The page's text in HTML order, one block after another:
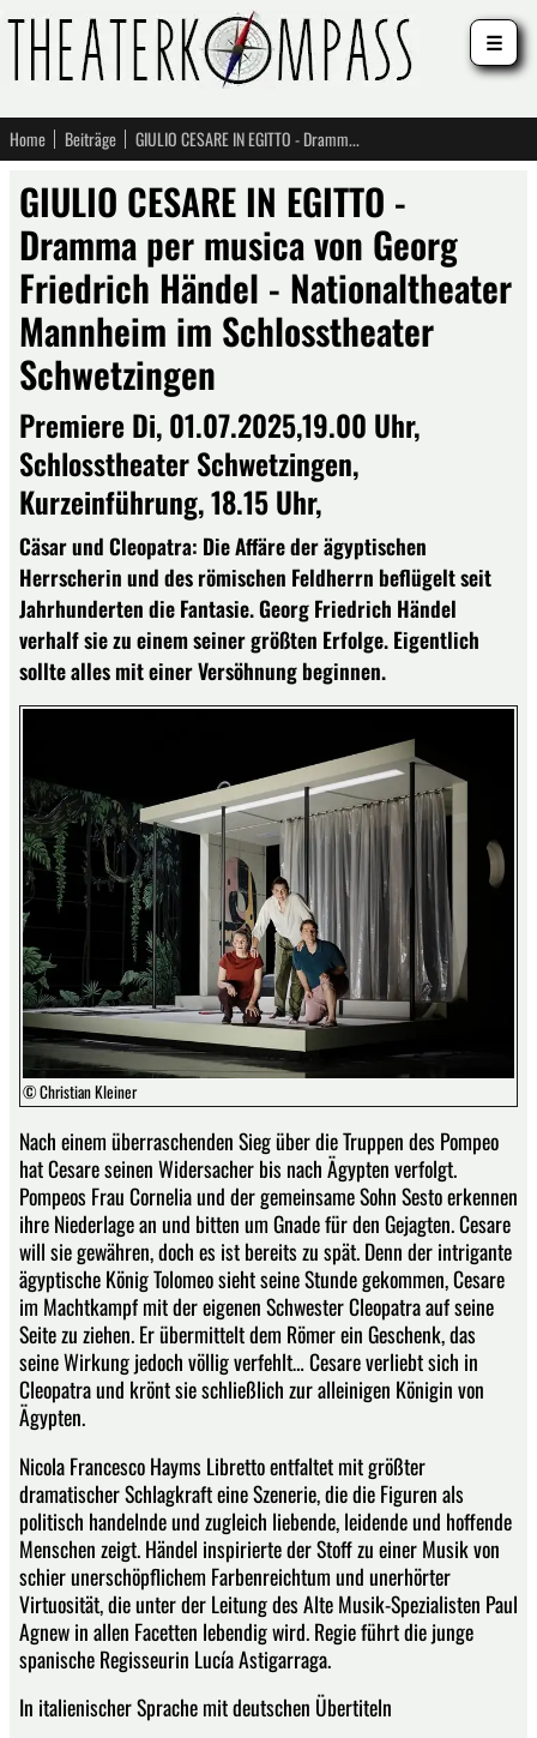
Home Beiträge GIULIO CESARE IN EGITTO - Dramma per musica von Georg Friedrich Händel - Nationaltheater Mannheim im Schlosstheater Schwetzingen
GIULIO CESARE IN EGITTO -
Dramma per musica von Georg
Friedrich Händel - Nationaltheater
Mannheim im Schlosstheater
Schwetzingen
Premiere Di, 01.07.2025,19.00 Uhr,
Schlosstheater Schwetzingen,
Kurzeinführung, 18.15 Uhr,
Cäsar und Cleopatra: Die Affäre der ägyptischen
Herrscherin und des römischen Feldherrn beflügelt seit
Jahrhunderten die Fantasie. Georg Friedrich Händel
verhalf sie zu einem seiner größten Erfolge. Eigentlich
sollte alles mit einer Versöhnung beginnen.
© Christian Kleiner
Nach einem überraschenden Sieg über die Truppen des Pompeo
hat Cesare seinen Widersacher bis nach Ägypten verfolgt.
Pompeos Frau Cornelia und der gemeinsame Sohn Sesto erkennen
ihre Niederlage an und bitten um Gnade für den Gejagten. Cesare
will sie gewähren, doch es ist bereits zu spät. Denn der intrigante
ägyptische König Tolomeo sieht seine Stunde gekommen, Cesare
im Machtkampf mit der eigenen Schwester Cleopatra auf seine
Seite zu ziehen. Er übermittelt dem Römer ein Geschenk, das
seine Wirkung jedoch völlig verfehlt… Cesare verliebt sich in
Cleopatra und krönt sie schließlich zur alleinigen Königin von
Ägypten.
Nicola Francesco Hayms Libretto entfaltet mit größter
dramatischer Schlagkraft eine Szenerie, die die Figuren als
politisch handelnde und zugleich liebende, leidende und hoffende
Menschen zeigt. Händel inspirierte der Stoff zu einer Musik von
schier unerschöpflichem Farbenreichtum und unerhörter
Virtuosität, die unter der Leitung des Alte Musik-Spezialisten Paul
Agnew in allen Facetten lebendig wird. Regie führt die junge
spanische Regisseurin Lucía Astigarraga.
In italienischer Sprache mit deutschen Übertiteln
☰